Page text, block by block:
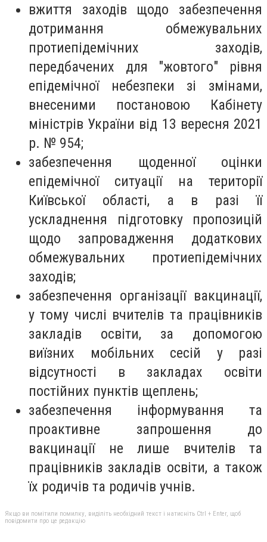
вжиття заходів щодо забезпечення
дотримання обмежувальних
протиепідемічних заходів,
передбачених для "жовтого" рівня
епідемічної небезпеки зі змінами,
внесеними постановою Кабінету
міністрів України від 13 вересня 2021
р. № 954;
забезпечення щоденної оцінки
епідемічної ситуації на території
Київської області, а в разі її
ускладнення підготовку пропозицій
щодо запровадження додаткових
обмежувальних протиепідемічних
заходів;
забезпечення організації вакцинації,
у тому числі вчителів та працівників
закладів освіти, за допомогою
виїзних мобільних сесій у разі
відсутності в закладах освіти
постійних пунктів щеплень;
забезпечення інформування та
проактивне запрошення до
вакцинації не лише вчителів та
працівників закладів освіти, а також
їх родичів та родичів учнів.
Якщо ви помітили помилку, виділіть необхідний текст і натисніть Ctrl + Enter, щоб
повідомити про це редакцію